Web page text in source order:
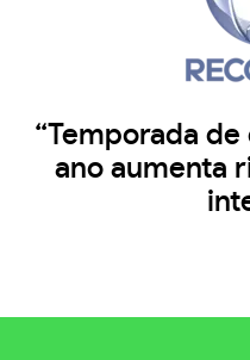
“Temporada
ano aumenta